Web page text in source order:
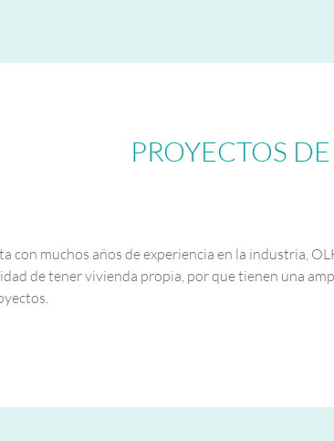
PROYECTOS
con muchos años de experiencia en la industria,
de tener vivienda propia, por que tienen una